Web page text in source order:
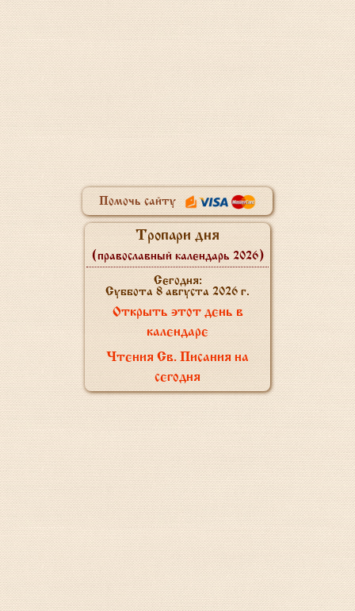
Помочь сайту
Тропари дня
(православный календарь 2026)
Сегодня:
Суббота 8 августа 2026 г.
Открыть этот день в
календаре
Чтения Св. Писания на
сегодня